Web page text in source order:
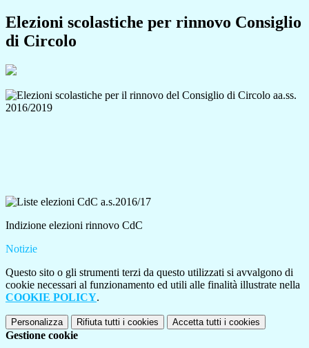
Elezioni scolastiche per rinnovo Consiglio
di Circolo
Indizione elezioni rinnovo CdC
Notizie
Questo sito o gli strumenti terzi da questo utilizzati si avvalgono di
cookie necessari al funzionamento ed utili alle finalità illustrate nella
COOKIE POLICY.
Personalizza Rifiuta tutti i cookies Accetta tutti i cookies
Gestione cookie